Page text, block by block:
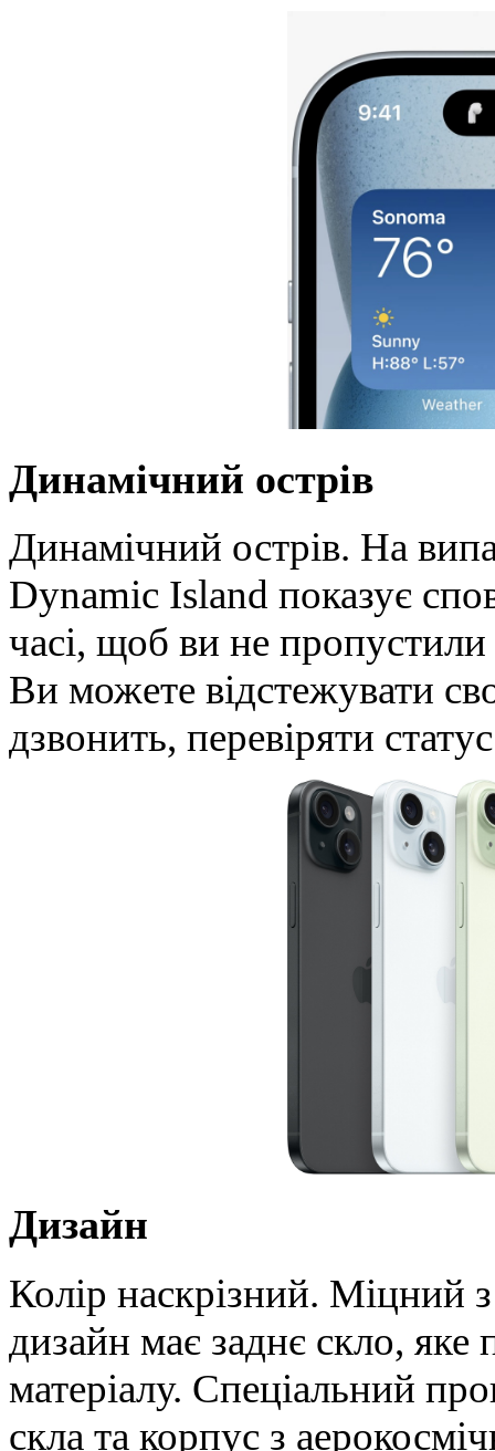
Динамічний острів
Динамічний острів. На
Dynamic Island показує
часі, щоб ви не
Ви можете відстежувати
дзвонить, перевіряти
Дизайн
Колір наскрізний. Міцний
дизайн має заднє скло,
матеріалу. Спеціальний
скла та корпус з